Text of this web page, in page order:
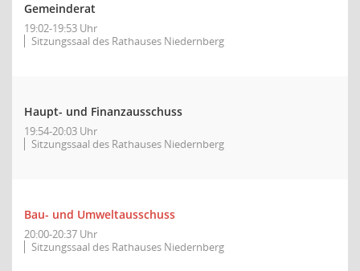
Gemeinderat
19:02-19:53 Uhr
Sitzungssaal des Rathauses Niedernberg
Haupt- und Finanzausschuss
19:54-20:03 Uhr
Sitzungssaal des Rathauses Niedernberg
Bau- und Umweltausschuss
20:00-20:37 Uhr
Sitzungssaal des Rathauses Niedernberg